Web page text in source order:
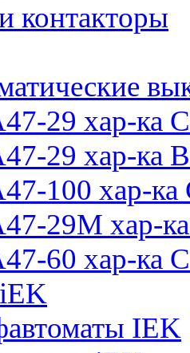
контакторы
29 хар-ка C
29 хар-ка B
100 хар-ка
29M хар-
60 хар-ка C
IEK